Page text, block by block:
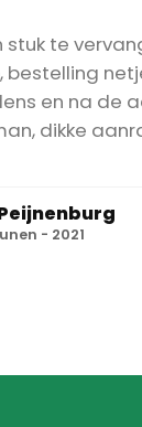
te
bestelling
en na de
dikke
- 2021